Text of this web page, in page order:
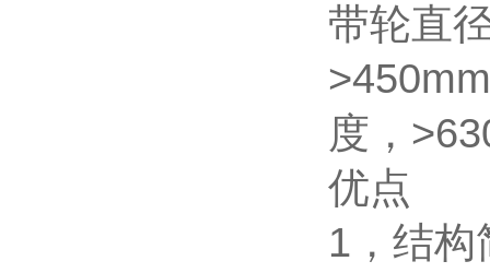
带轮直
度，
优点
1，结